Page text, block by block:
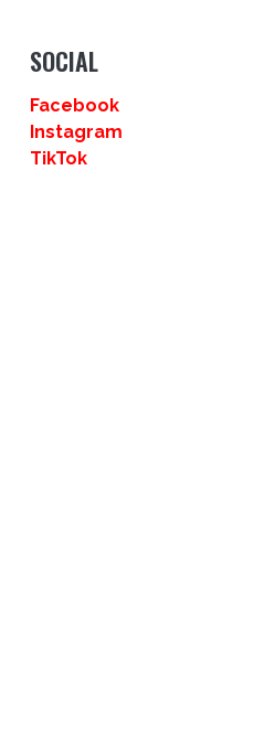
SOCIAL
Facebook
Instagram
TikTok